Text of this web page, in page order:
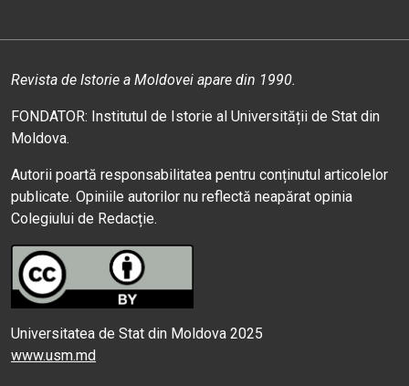
Revista de Istorie a Moldovei apare din 1990.
FONDATOR: Institutul de Istorie al Universității de Stat din
Moldova.
Autorii poartă responsabilitatea pentru conținutul articolelor
publicate. Opiniile autorilor nu reflectă neapărat opinia
Colegiului de Redacție.
Universitatea de Stat din Moldova 2025
www.usm.md